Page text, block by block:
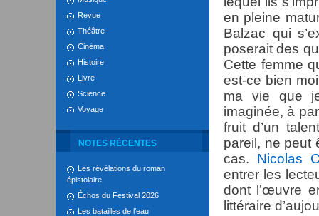
Revue
Théâtre
Cinéma
Histoire
Livre
Science
Voyage
NOTES RÉCENTES
Les révélations du roman
épistolaire
Échos du Festival 2026
Les batailles de l’eau
en pleine
Balzac qui
poserait des
Cette femme
est-ce bien
ma vie que
imaginée, à
fruit d’un
pareil, ne peut
cas. Nicolas
entrer les
dont l’œuvre
littéraire